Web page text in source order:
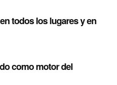
todos los lugares y en
como motor del